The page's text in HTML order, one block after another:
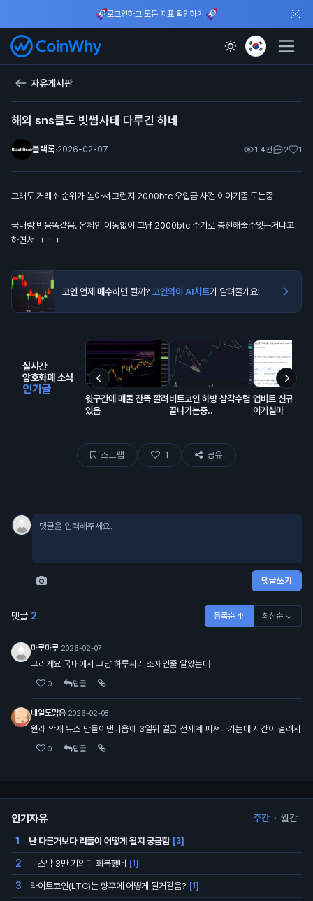
로그인하고 모든 지표 확인하기!
자유게시판
해외 sns들도 빗썸사태 다루긴 하네
블랙록·2026-02-07 1.4천 2 1
그래도 거래소 순위가 높아서 그런지 2000btc 오입금 사건 이야기좀 도는중
국내랑 반응똑같음. 온체인 이동없이 그냥 2000btc 수기로 충전해줄수잇는거냐고
하면서 ㅋㅋㅋ
코인 언제 매수하면 될까? 코인와이 AI차트가 알려줄게요!
실시간
암호화폐 소식
인기글
윗구간에 매물 잔뜩 깔려
있음
비트코인 하방 삼각수렴
끝나가는중..
업비트 신규상장
이거설마
스크랩 1 공유
댓글쓰기
댓글 2 등록순 ↑ 최신순 ↓
마루마루·2026-02-07
그러게요 국내에서 그냥 하루짜리 소재인줄 알았는데
0 답글
내일도맑음·2026-02-08
원래 악재 뉴스 만들어낸다음에 3일뒤 떨굼 전세계 퍼져나가는데 시간이 걸려서
0 답글
인기자유 주간 · 월간
1 난 다른거보다 리플이 어떻게 될지 궁금함 [3]
2 나스닥 3만 거의다 회복했네 [1]
3 라이트코인(LTC)는 향후에 어떻게 될거같음? [1]